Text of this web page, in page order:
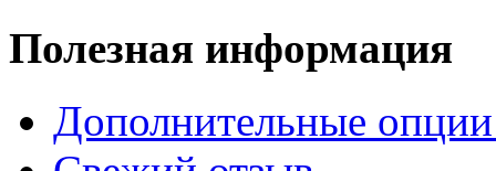
Полезная информация
Дополнительные